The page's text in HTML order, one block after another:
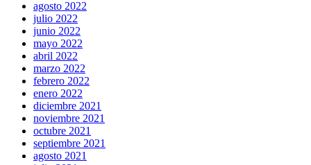
agosto 2022
julio 2022
junio 2022
mayo 2022
abril 2022
marzo 2022
febrero 2022
enero 2022
diciembre 2021
noviembre 2021
octubre 2021
septiembre 2021
agosto 2021